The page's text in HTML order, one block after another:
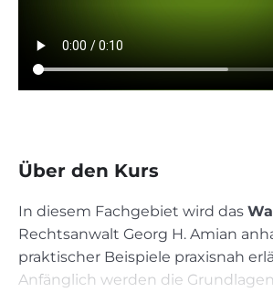
Über den Kurs
In diesem Fachgebiet wird das
Rechtsanwalt Georg H. Amian
praktischer Beispiele praxisnah
Anfänglich werden die